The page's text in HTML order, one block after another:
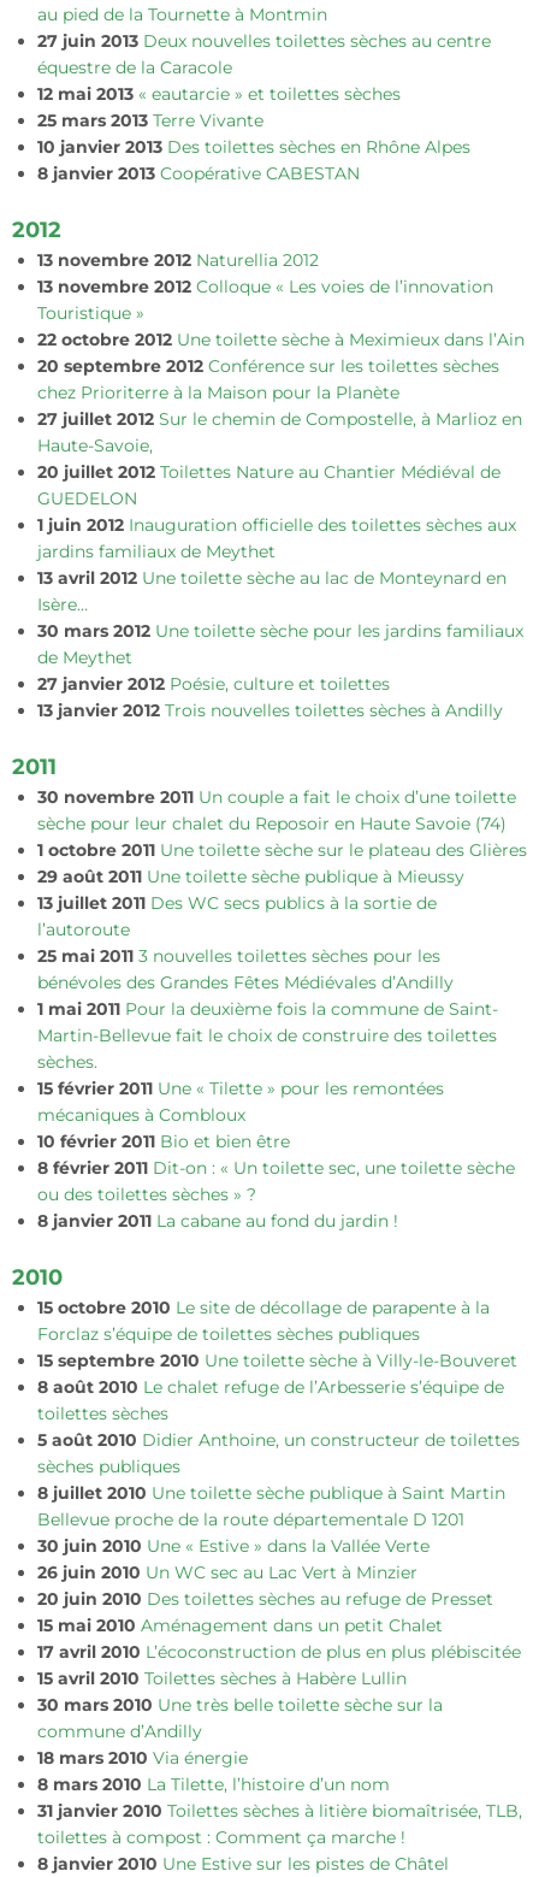
au pied de la Tournette à Montmin
27 juin 2013 Deux nouvelles toilettes sèches au centre
équestre de la Caracole
12 mai 2013 « eautarcie » et toilettes sèches
25 mars 2013 Terre Vivante
10 janvier 2013 Des toilettes sèches en Rhône Alpes
8 janvier 2013 Coopérative CABESTAN
2012
13 novembre 2012 Naturellia 2012
13 novembre 2012 Colloque « Les voies de l’innovation
Touristique »
22 octobre 2012 Une toilette sèche à Meximieux dans l’Ain
20 septembre 2012 Conférence sur les toilettes sèches
chez Prioriterre à la Maison pour la Planète
27 juillet 2012 Sur le chemin de Compostelle, à Marlioz en
Haute-Savoie,
20 juillet 2012 Toilettes Nature au Chantier Médiéval de
GUEDELON
1 juin 2012 Inauguration officielle des toilettes sèches aux
jardins familiaux de Meythet
13 avril 2012 Une toilette sèche au lac de Monteynard en
Isère…
30 mars 2012 Une toilette sèche pour les jardins familiaux
de Meythet
27 janvier 2012 Poésie, culture et toilettes
13 janvier 2012 Trois nouvelles toilettes sèches à Andilly
2011
30 novembre 2011 Un couple a fait le choix d’une toilette
sèche pour leur chalet du Reposoir en Haute Savoie (74)
1 octobre 2011 Une toilette sèche sur le plateau des Glières
29 août 2011 Une toilette sèche publique à Mieussy
13 juillet 2011 Des WC secs publics à la sortie de
l’autoroute
25 mai 2011 3 nouvelles toilettes sèches pour les
bénévoles des Grandes Fêtes Médiévales d’Andilly
1 mai 2011 Pour la deuxième fois la commune de Saint-
Martin-Bellevue fait le choix de construire des toilettes
sèches.
15 février 2011 Une « Tilette » pour les remontées
mécaniques à Combloux
10 février 2011 Bio et bien être
8 février 2011 Dit-on : « Un toilette sec, une toilette sèche
ou des toilettes sèches » ?
8 janvier 2011 La cabane au fond du jardin !
2010
15 octobre 2010 Le site de décollage de parapente à la
Forclaz s’équipe de toilettes sèches publiques
15 septembre 2010 Une toilette sèche à Villy-le-Bouveret
8 août 2010 Le chalet refuge de l’Arbesserie s’équipe de
toilettes sèches
5 août 2010 Didier Anthoine, un constructeur de toilettes
sèches publiques
8 juillet 2010 Une toilette sèche publique à Saint Martin
Bellevue proche de la route départementale D 1201
30 juin 2010 Une « Estive » dans la Vallée Verte
26 juin 2010 Un WC sec au Lac Vert à Minzier
20 juin 2010 Des toilettes sèches au refuge de Presset
15 mai 2010 Aménagement dans un petit Chalet
17 avril 2010 L’écoconstruction de plus en plus plébiscitée
15 avril 2010 Toilettes sèches à Habère Lullin
30 mars 2010 Une très belle toilette sèche sur la
commune d’Andilly
18 mars 2010 Via énergie
8 mars 2010 La Tilette, l’histoire d’un nom
31 janvier 2010 Toilettes sèches à litière biomaîtrisée, TLB,
toilettes à compost : Comment ça marche !
8 janvier 2010 Une Estive sur les pistes de Châtel